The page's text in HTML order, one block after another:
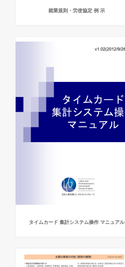
就業規則・労使協定 例 示
タイムカード 集計システム操作 マニュアル